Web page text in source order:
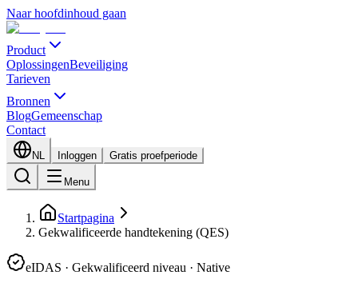
Naar hoofdinhoud gaan
Product
OplossingenBeveiliging
Tarieven
Bronnen
BlogGemeenschap
Contact
NL Inloggen Gratis proefperiode
Menu
Startpagina
Gekwalificeerde handtekening (QES)
eIDAS · Gekwalificeerd niveau · Native